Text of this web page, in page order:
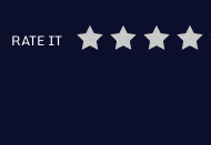
RATE IT